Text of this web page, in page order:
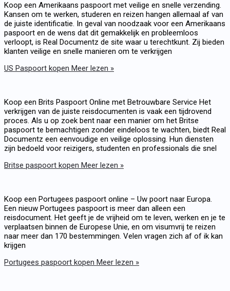
Koop een Amerikaans paspoort met veilige en snelle verzending.
Kansen om te werken, studeren en reizen hangen allemaal af van
de juiste identificatie. In geval van noodzaak voor een Amerikaans
paspoort en de wens dat dit gemakkelijk en probleemloos
verloopt, is Real Documentz de site waar u terechtkunt. Zij bieden
klanten veilige en snelle manieren om te verkrijgen
US Paspoort kopen Meer lezen »
Koop een Brits Paspoort Online met Betrouwbare Service Het
verkrijgen van de juiste reisdocumenten is vaak een tijdrovend
proces. Als u op zoek bent naar een manier om het Britse
paspoort te bemachtigen zonder eindeloos te wachten, biedt Real
Documentz een eenvoudige en veilige oplossing. Hun diensten
zijn bedoeld voor reizigers, studenten en professionals die snel
Britse paspoort kopen Meer lezen »
Koop een Portugees paspoort online – Uw poort naar Europa.
Een nieuw Portugees paspoort is meer dan alleen een
reisdocument. Het geeft je de vrijheid om te leven, werken en je te
verplaatsen binnen de Europese Unie, en om visumvrij te reizen
naar meer dan 170 bestemmingen. Velen vragen zich af of ik kan
krijgen
Portugees paspoort kopen Meer lezen »